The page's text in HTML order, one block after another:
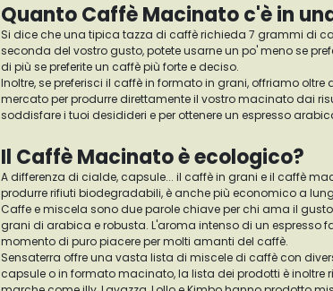
Quanto Caffè Macinato c'è in
Si dice che una tipica tazza di caffè richieda 7 grammi di
seconda del vostro gusto, potete usarne un po' meno se
di più se preferite un caffè più forte e deciso.
Inoltre, se preferisci il caffè in formato in grani, offriamo
mercato per produrre direttamente il vostro macinato dai
soddisfare i tuoi desidideri e per ottenere un espresso
Il Caffè Macinato è ecologico?
A differenza di cialde, capsule... il caffè in grani e il caffè
produrre rifiuti biodegradabili, è anche più economico a
Caffe e miscela sono due parole chiave per chi ama il
grani di arabica e robusta. L'aroma intenso di un espresso
momento di puro piacere per molti amanti del caffè.
Sensaterra offre una vasta lista di miscele di caffè con
capsule o in formato macinato, la lista dei prodotti è inoltre